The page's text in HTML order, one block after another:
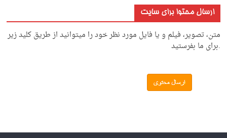
ارسال محتوا برای سایت
متن، تصویر، فیلم و یا فایل مورد نظر خود را میتوانید از طریق کلید زیر
.برای ما بفرستید